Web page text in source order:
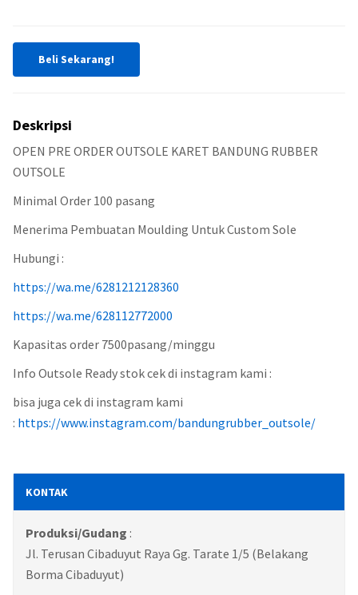
Beli Sekarang!
Deskripsi
OPEN PRE ORDER OUTSOLE KARET BANDUNG RUBBER
OUTSOLE
Minimal Order 100 pasang
Menerima Pembuatan Moulding Untuk Custom Sole
Hubungi :
https://wa.me/6281212128360
https://wa.me/628112772000
Kapasitas order 7500pasang/minggu
Info Outsole Ready stok cek di instagram kami :
bisa juga cek di instagram kami
: https://www.instagram.com/bandungrubber_outsole/
KONTAK
Produksi/Gudang :
Jl. Terusan Cibaduyut Raya Gg. Tarate 1/5 (Belakang
Borma Cibaduyut)